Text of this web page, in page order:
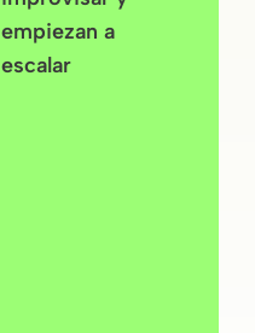
logía
empiezan a
escalar